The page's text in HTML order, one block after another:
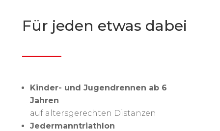
Für jeden etwas dabei
Kinder- und Jugendrennen ab 6
Jahren
auf altersgerechten Distanzen
Jedermanntriathlon